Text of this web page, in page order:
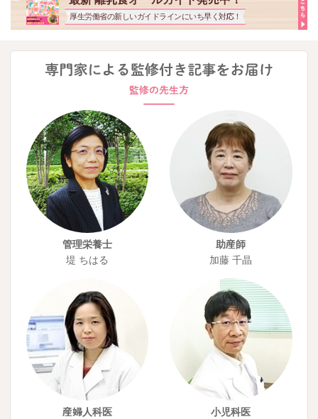
厚生労働省の新しいガイドラインにいち早く対応！
管理栄養士
堤 ちはる
助産師
加藤 千晶
産婦人科医
小児科医